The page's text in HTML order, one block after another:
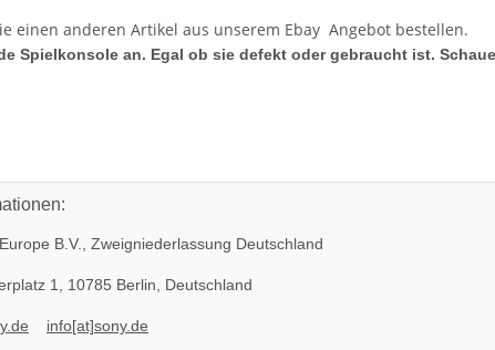
einen anderen Artikel aus unserem Ebay Angebot bestellen.
Spielkonsole an. Egal ob sie defekt oder gebraucht ist.
B.V., Zweigniederlassung Deutschland
1, 10785 Berlin, Deutschland
info[at]sony.de
135
279,99 €*